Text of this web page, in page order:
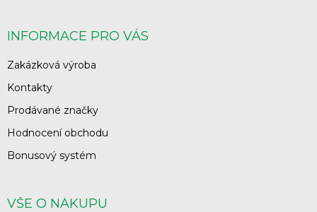
INFORMACE PRO VÁS
Zakázková výroba
Kontakty
Prodávané značky
Hodnocení obchodu
Bonusový systém
VŠE O NÁKUPU